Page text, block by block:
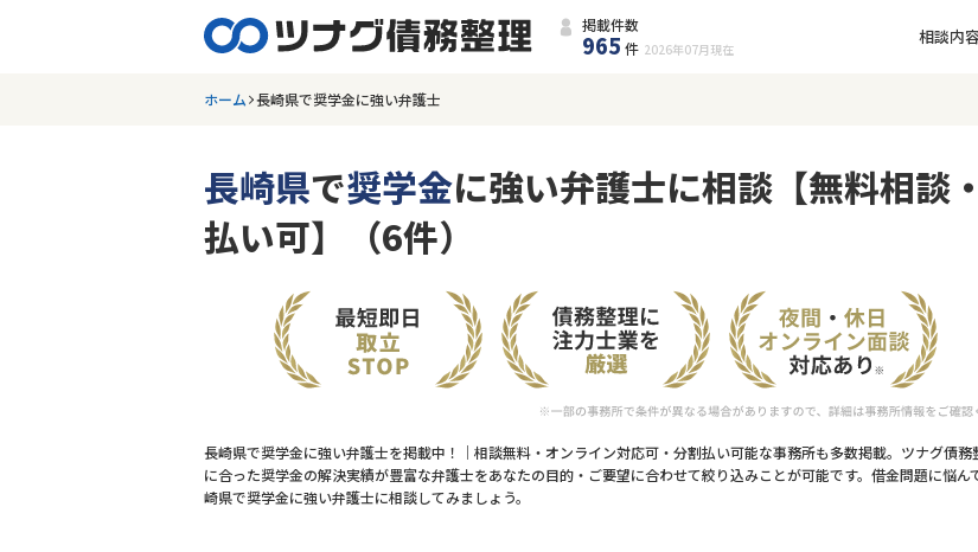
掲載件数
965 件 2026年07月 現在
相談内
ホーム 長崎県で奨学金に強い弁護士
長崎県で奨学金に強い弁護士に相談【無料相談
払い可】（6件）
長崎県で奨学金に強い弁護士を掲載中！｜相談無料・オンライン対応可・分割払い可能な事務所も多数掲載。ツナグ債務
に合った奨学金の解決実績が豊富な弁護士をあなたの目的・ご要望に合わせて絞り込みことが可能です。借金問題に悩ん
崎県で奨学金に強い弁護士に相談してみましょう。